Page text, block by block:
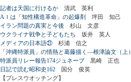
記者は天国に行けるか 清武 英利
AＩは「知性構造革命」の起爆剤 坪田 知己
イラン問題の真実と今後 杉山 文彦
ウクライナ戦争と子どもたち 坂井 英人
メディアの日本語㉑ 杉浦 信之
「沖縄特派員」の情熱と葛藤描く―根津論文（上）
特派員リレー報告174ジュネーブ 黒崎 正也
日記で読む昭和史162 国分 俊英
【プレスウオッチング】